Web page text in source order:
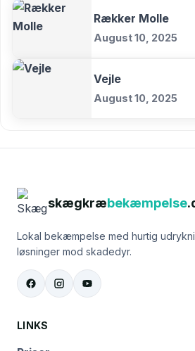
Rækker Molle
August 10, 2025
Vejle
August 10, 2025
skægkræbekæmpelse
Lokal bekæmpelse med hurtig
løsninger mod skadedyr.
LINKS